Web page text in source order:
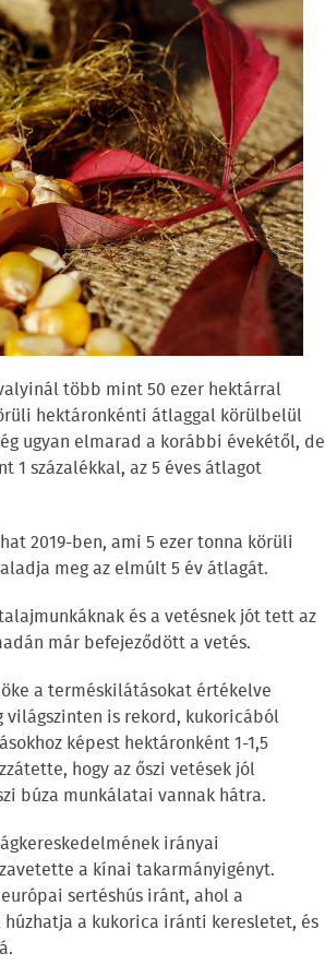
több mint 50 ezer hektárral
hektáronkénti átlaggal körülbelül
ugyan elmarad a korábbi évekétől, de
százalékkal, az 5 éves átlagot
2019-ben, ami 5 ezer tonna körüli
meg az elmúlt 5 év átlagát.
és a vetésnek jót tett az
már befejeződött a vetés.
a terméskilátásokat értékelve
is rekord, kukoricából
képest hektáronként 1-1,5
hogy az őszi vetések jól
búza munkálatai vannak hátra.
irányai
a kínai takarmányigényt.
sertéshús iránt, ahol a
a kukorica iránti keresletet, és